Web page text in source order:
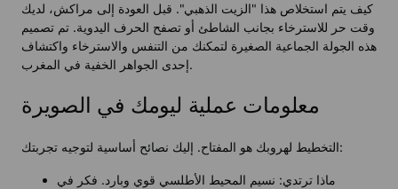
كيف يتم استخلاص هذا "الزيت الذهبي". قبل العودة إلى مراكش، لديك
وقت حر للاسترخاء بجانب الشاطئ أو تصفح الحرف اليدوية. تم تصميم
هذه الجولة الجماعية الصغيرة لتمكنك من التنفس والاسترخاء واكتشاف
إحدى الجواهر الخفية في المغرب.
معلومات عملية ليومك في الصويرة
التخطيط لهروبك هو المفتاح. إليك نصائح أساسية لتوجيه تجربتك:
ماذا ترتدي: نسيم المحيط الأطلسي قوي وبارد. فكر في